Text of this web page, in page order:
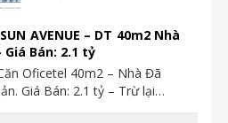
AVENUE – DT 40m2 Nhà
Giá Bán: 2.1 tỷ
Oficetel 40m2 – Nhà Đã
Giá Bán: 2.1 tỷ – Trừ lại…